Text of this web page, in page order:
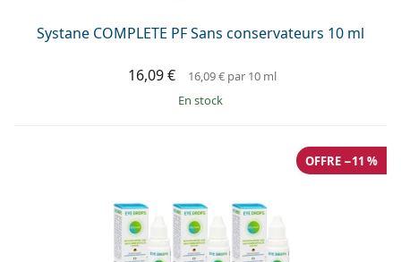
Systane COMPLETE PF Sans conservateurs 10 ml
16,09 € 16,09 € par 10 ml
en stock
OFFRE −11 %